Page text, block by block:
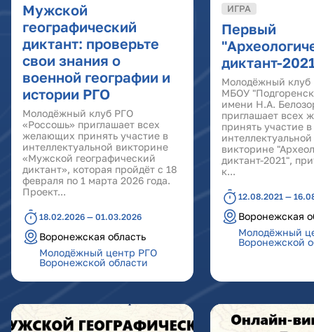
Мужской
географический
диктант: проверьте
свои знания о
военной географии и
истории РГО
Молодёжный клуб РГО
«Россошь» приглашает всех
желающих принять участие в
интеллектуальной викторине
«Мужской географический
диктант», которая пройдёт с 18
февраля по 1 марта 2026 года.
Проект...
18.02.2026 — 01.03.2026
Воронежская область
Молодёжный центр РГО
Воронежской области
ИГРА
Первый
диктант-
Молодёжный клуб
МБОУ
имени Н.А.
приглашает всех
принять участие в
викторине
диктант-2021",
к...
12.08.2021 —
Воронежская
Молодёжный
Воронежской